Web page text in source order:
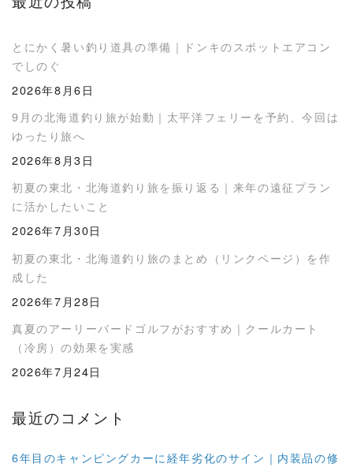
とにかく暑い釣り道具の準備｜ドンキのスポットエアコン
でしのぐ
2026年8月6日
9月の北海道釣り旅が始動｜太平洋フェリーを予約、今回は
ゆったり旅へ
2026年8月3日
初夏の東北・北海道釣り旅を振り返る｜来年の遠征プラン
に活かしたいこと
2026年7月30日
初夏の東北・北海道釣り旅のまとめ（リンクページ）を作
成した
2026年7月28日
真夏のアーリーバードゴルフがおすすめ｜クールカート
（冷房）の効果を実感
2026年7月24日
最近のコメント
6年目のキャンピングカーに経年劣化のサイン｜内装品の修